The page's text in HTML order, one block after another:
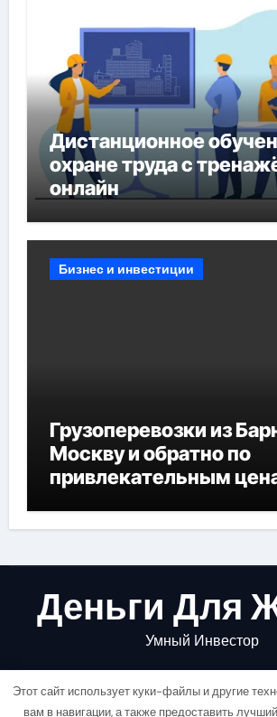
Дистанционное
охране труда с
онлайн
Бизнес и инвестиции
Грузоперевозки из
Москву и обратно по
привлекательным
Деньги Для
Умный Инвестор
Этот сайт использует куки-файлы и другие
вам в навигации, а также предоставить